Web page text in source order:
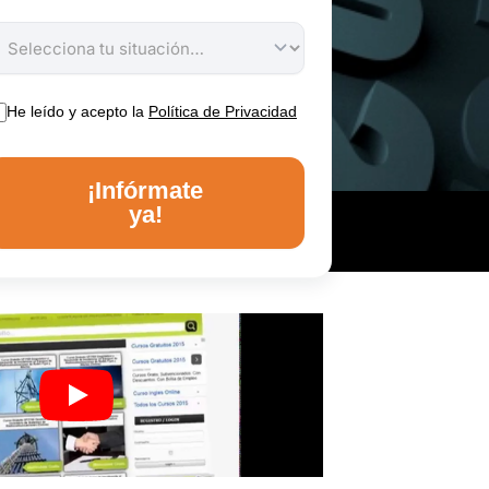
He leído y acepto la Política de Privacidad
¡Infórmate
ya!